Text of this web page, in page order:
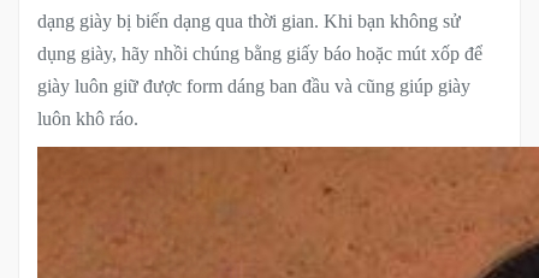
dạng giày bị biến dạng qua thời gian. Khi bạn không sử
dụng giày, hãy nhồi chúng bằng giấy báo hoặc mút xốp để
giày luôn giữ được form dáng ban đầu và cũng giúp giày
luôn khô ráo.